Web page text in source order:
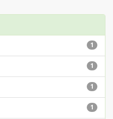
1
1
1
1